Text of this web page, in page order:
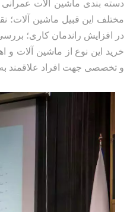
دسته بندی ماشین آلات
مختلف این قبیل ماشین آلات؛
در افزایش راندمان کاری؛
خرید این نوع از ماشین آلات
و تخصصی جهت افراد علاقمند